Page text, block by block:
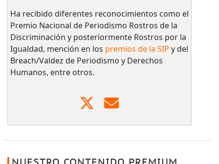
Ha recibido diferentes reconocimientos como el
Premio Nacional de Periodismo Rostros de la
Discriminación y posteriormente Rostros por la
Igualdad, mención en los premios de la SIP y del
Breach/Valdez de Periodismo y Derechos
Humanos, entre otros.